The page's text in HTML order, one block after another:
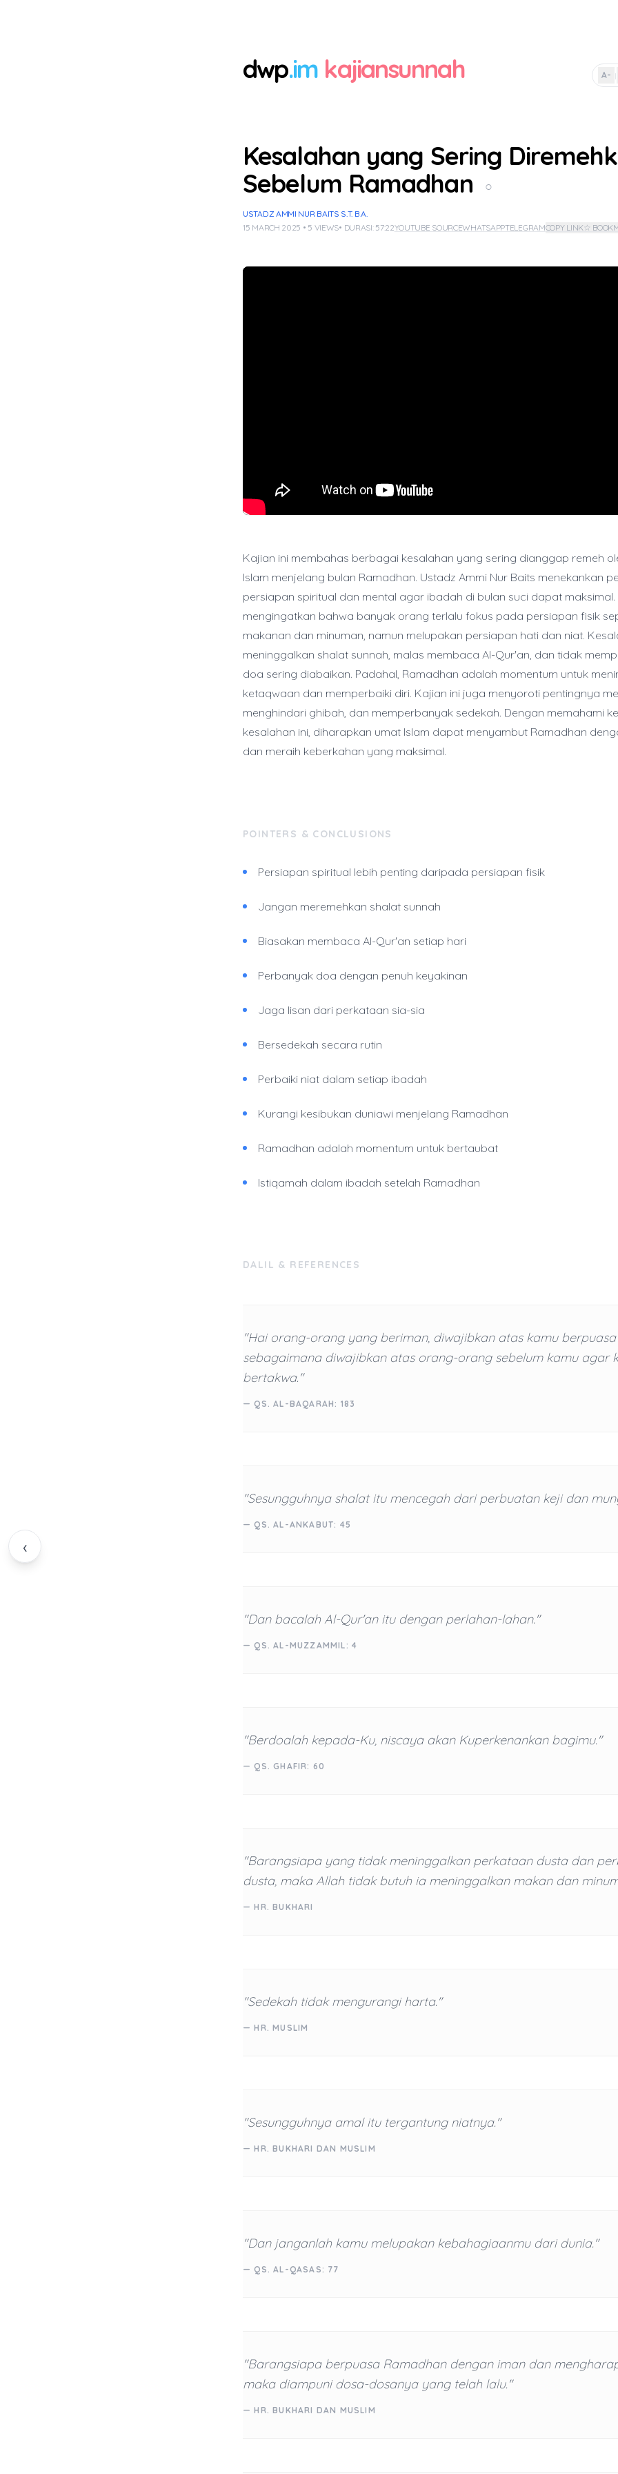
dwp.im kajiansunnah A- |
‹
Kesalahan yang Sering
Sebelum Ramadhan
○
USTADZ AMMI NUR BAITS S.T. B.A.
15 MARCH 2025 • 5 VIEWS• DURASI: 57:22YOUTUBE SOURCEWHATSAPPTELEGRAMCOPY LINK☆
Kajian ini membahas berbagai kesalahan yang sering dianggap remeh
Islam menjelang bulan Ramadhan. Ustadz Ammi Nur Baits menekankan
persiapan spiritual dan mental agar ibadah di bulan suci dapat maksimal.
mengingatkan bahwa banyak orang terlalu fokus pada persiapan fisik
makanan dan minuman, namun melupakan persiapan hati dan niat.
meninggalkan shalat sunnah, malas membaca Al-Qur'an, dan tidak
doa sering diabaikan. Padahal, Ramadhan adalah momentum untuk
ketaqwaan dan memperbaiki diri. Kajian ini juga menyoroti pentingnya
menghindari ghibah, dan memperbanyak sedekah. Dengan memahami
kesalahan ini, diharapkan umat Islam dapat menyambut Ramadhan
dan meraih keberkahan yang maksimal.
POINTERS & CONCLUSIONS
Persiapan spiritual lebih penting daripada persiapan fisik
Jangan meremehkan shalat sunnah
Biasakan membaca Al-Qur'an setiap hari
Perbanyak doa dengan penuh keyakinan
Jaga lisan dari perkataan sia-sia
Bersedekah secara rutin
Perbaiki niat dalam setiap ibadah
Kurangi kesibukan duniawi menjelang Ramadhan
Ramadhan adalah momentum untuk bertaubat
Istiqamah dalam ibadah setelah Ramadhan
DALIL & REFERENCES
"Hai orang-orang yang beriman, diwajibkan atas kamu berpuasa
sebagaimana diwajibkan atas orang-orang sebelum kamu agar
bertakwa."
— QS. AL-BAQARAH: 183
"Sesungguhnya shalat itu mencegah dari perbuatan keji dan
— QS. AL-ANKABUT: 45
"Dan bacalah Al-Qur'an itu dengan perlahan-lahan."
— QS. AL-MUZZAMMIL: 4
"Berdoalah kepada-Ku, niscaya akan Kuperkenankan bagimu."
— QS. GHAFIR: 60
"Barangsiapa yang tidak meninggalkan perkataan dusta dan
dusta, maka Allah tidak butuh ia meninggalkan makan dan
— HR. BUKHARI
"Sedekah tidak mengurangi harta."
— HR. MUSLIM
"Sesungguhnya amal itu tergantung niatnya."
— HR. BUKHARI DAN MUSLIM
"Dan janganlah kamu melupakan kebahagiaanmu dari dunia."
— QS. AL-QASAS: 77
"Barangsiapa berpuasa Ramadhan dengan iman dan
maka diampuni dosa-dosanya yang telah lalu."
— HR. BUKHARI DAN MUSLIM